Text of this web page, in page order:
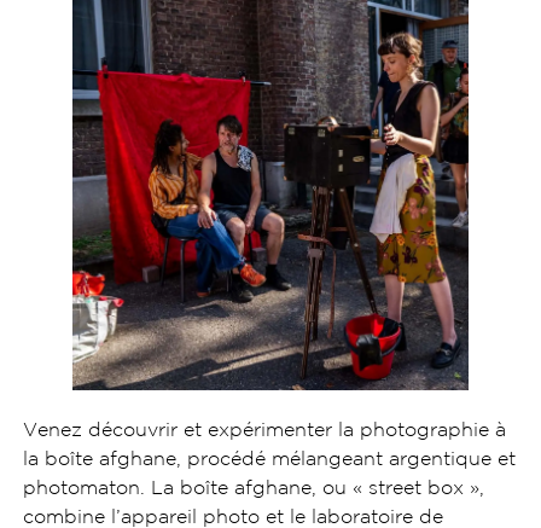
Venez découvrir et expérimenter la photographie à
la boîte afghane, procédé mélangeant argentique et
photomaton. La boîte afghane, ou « street box »,
combine l’appareil photo et le laboratoire de